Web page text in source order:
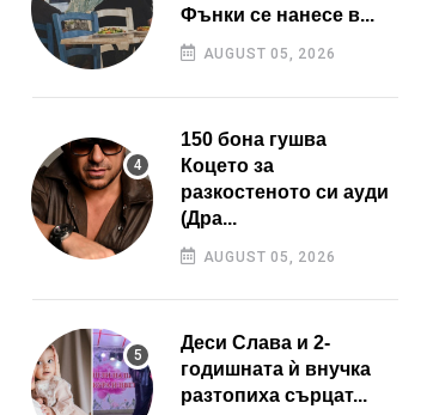
Фънки се нанесе в...
AUGUST 05, 2026
150 бона гушва
Коцето за
разкостеното си ауди
(Дра...
AUGUST 05, 2026
Деси Слава и 2-
годишната ѝ внучка
разтопиха сърцат...